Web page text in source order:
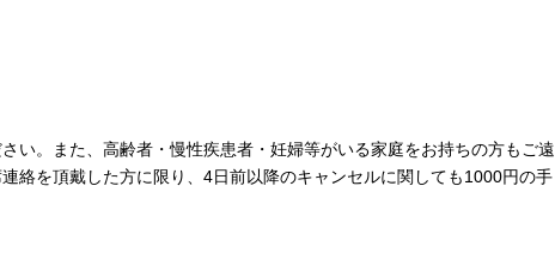
い。また、高齢者・慢性疾患者・妊婦等がいる家庭をお持ちの方もご遠
絡を頂戴した方に限り、4日前以降のキャンセルに関しても1000円の手